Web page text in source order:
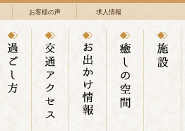
お客様の声 求人情報